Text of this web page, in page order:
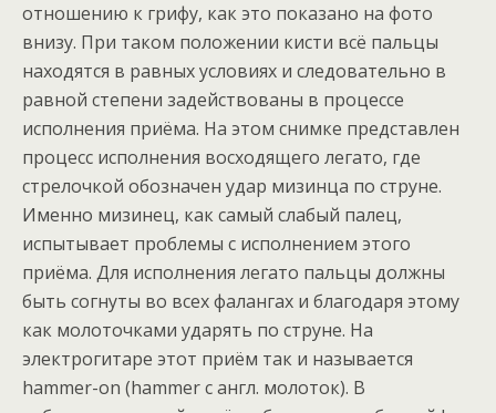
отношению к грифу, как это показано на фото
внизу. При таком положении кисти всё пальцы
находятся в равных условиях и следовательно в
равной степени задействованы в процессе
исполнения приёма. На этом снимке представлен
процесс исполнения восходящего легато, где
стрелочкой обозначен удар мизинца по струне.
Именно мизинец, как самый слабый палец,
испытывает проблемы с исполнением этого
приёма. Для исполнения легато пальцы должны
быть согнуты во всех фалангах и благодаря этому
как молоточками ударять по струне. На
электрогитаре этот приём так и называется
hammer-on (hammer с англ. молоток). В